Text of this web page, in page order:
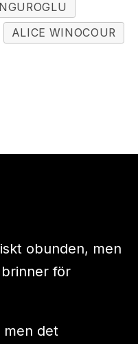
ALICE WINOCOUR
obunden, men
för
men det